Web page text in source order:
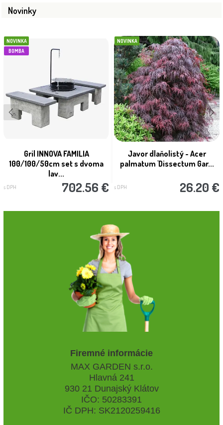
Novinky
NOVINKA
BOMBA
Gril INNOVA FAMILIA
100/100/50cm set s dvoma
lav...
s DPH 702.56 €
NOVINKA
Javor dlaňolistý - Acer
palmatum 'Dissectum Gar...
s DPH 26.20 €
Firemné informácie
MAX GARDEN s.r.o.
Hlavná 241
930 21 Dunajský Klátov
IČO: 50283391
IČ DPH: SK2120259416